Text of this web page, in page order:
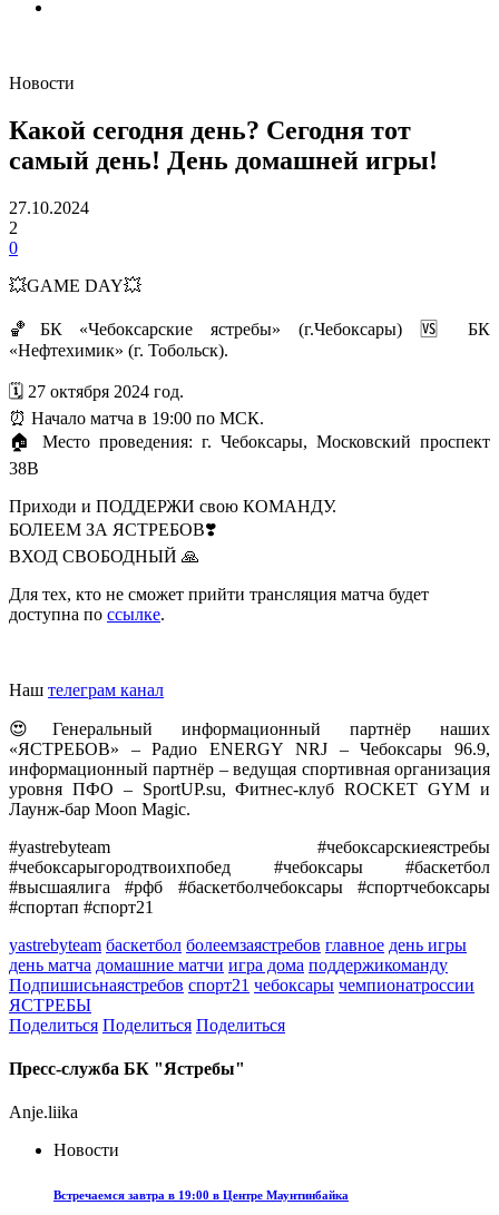
Новости
Какой сегодня день? Сегодня тот
самый день! День домашней игры!
27.10.2024
2
0
💥GAME DAY💥
🏀БК «Чебоксарские ястребы» (г.Чебоксары) 🆚 БК
«Нефтехимик» (г. Тобольск).
🗓️ 27 октября 2024 год.
⏰ Начало матча в 19:00 по МСК.
🏠 Место проведения: г. Чебоксары, Московский проспект
38В
Приходи и ПОДДЕРЖИ свою КОМАНДУ.
БОЛЕЕМ ЗА ЯСТРЕБОВ❣️
ВХОД СВОБОДНЫЙ 🙏
Для тех, кто не сможет прийти трансляция матча будет
доступна по ссылке.
Наш телеграм канал
😍Генеральный информационный партнёр наших
«ЯСТРЕБОВ» – Радио ENERGY NRJ – Чебоксары 96.9,
информационный партнёр – ведущая спортивная организация
уровня ПФО – SportUP.su, Фитнес-клуб ROCKET GYM и
Лаунж-бар Moon Magic.
#yastrebyteam #чебоксарскиеястребы
#чебоксарыгородтвоихпобед #чебоксары #баскетбол
#высшаялига #рфб #баскетболчебоксары #спортчебоксары
#спортап #спорт21
yastrebyteam баскетбол болеемзаястребов главное день игры
день матча домашние матчи игра дома поддержикоманду
Подпишисьнаястребов спорт21 чебоксары чемпионатроссии
ЯСТРЕБЫ
Поделиться Поделиться Поделиться
Пресс-служба БК "Ястребы"
Anje.liika
Новости
Встречаемся завтра в 19:00 в Центре Маунтинбайка